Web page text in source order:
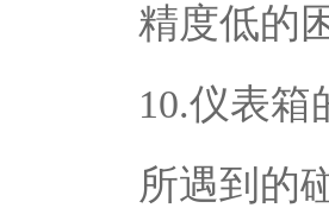
精度低的
10.仪表
所遇到的